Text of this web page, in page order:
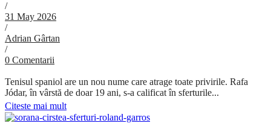
/
31 May 2026
/
Adrian Gârtan
/
0 Comentarii
Tenisul spaniol are un nou nume care atrage toate privirile. Rafa
Jódar, în vârstă de doar 19 ani, s-a calificat în sferturile...
Citeste mai mult